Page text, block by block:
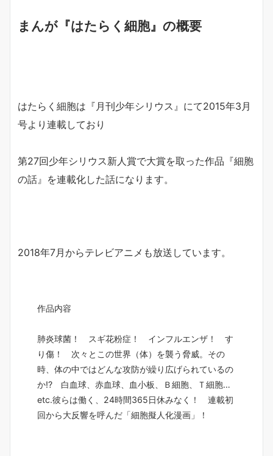
まんが『はたらく細胞』の概要
はたらく細胞は『月刊少年シリウス』にて2015年3月
号より連載しており
第27回少年シリウス新人賞で大賞を取った作品『細胞
の話』を連載化した話になります。
2018年7月からテレビアニメも放送しています。
作品内容
肺炎球菌！ スギ花粉症！ インフルエンザ！ す
り傷！ 次々とこの世界（体）を襲う脅威。その
時、体の中ではどんな攻防が繰り広げられているの
か!? 白血球、赤血球、血小板、Ｂ細胞、Ｔ細胞…
etc.彼らは働く、24時間365日休みなく！ 連載初
回から大反響を呼んだ「細胞擬人化漫画」！